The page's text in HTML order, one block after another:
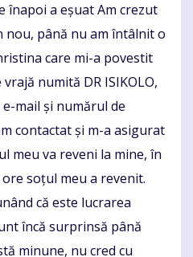
înapoi a eșuat Am crezut
nou, până nu am întâlnit o
care mi-a povestit
numită DR ISIKOLO,
mail și numărul de
contactat și m-a asigurat
meu va reveni la mine, în
soțul meu a revenit.
că este lucrarea
încă surprinsă până
minune, nu cred cu